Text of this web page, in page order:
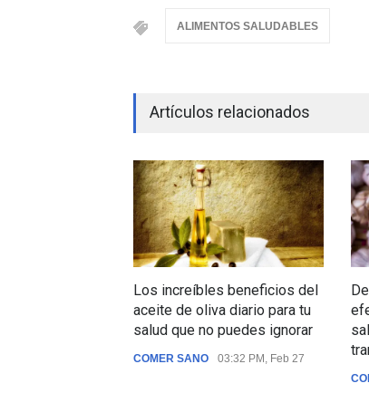
ALIMENTOS SALUDABLES
Artículos relacionados
Los increíbles beneficios del
aceite de oliva diario para tu
salud que no puedes ignorar
COMER SANO 03:32 PM, Feb 27